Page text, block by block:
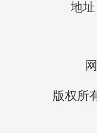
地
版权所